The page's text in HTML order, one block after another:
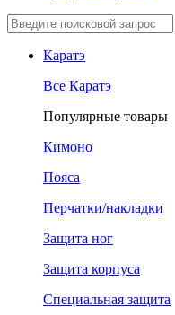
Каратэ
Все Каратэ
Популярные товары
Кимоно
Пояса
Перчатки/накладки
Защита ног
Защита корпуса
Специальная защита